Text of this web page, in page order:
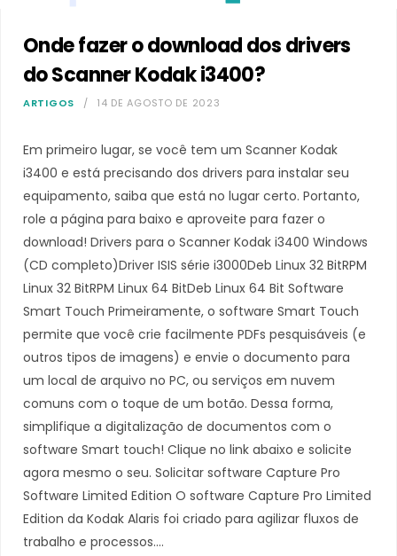
Onde fazer o download dos drivers
do Scanner Kodak i3400?
ARTIGOS 14 DE AGOSTO DE 2023
Em primeiro lugar, se você tem um Scanner Kodak
i3400 e está precisando dos drivers para instalar seu
equipamento, saiba que está no lugar certo. Portanto,
role a página para baixo e aproveite para fazer o
download! Drivers para o Scanner Kodak i3400 Windows
(CD completo)Driver ISIS série i3000Deb Linux 32 BitRPM
Linux 32 BitRPM Linux 64 BitDeb Linux 64 Bit Software
Smart Touch Primeiramente, o software Smart Touch
permite que você crie facilmente PDFs pesquisáveis (e
outros tipos de imagens) e envie o documento para
um local de arquivo no PC, ou serviços em nuvem
comuns com o toque de um botão. Dessa forma,
simplifique a digitalização de documentos com o
software Smart touch! Clique no link abaixo e solicite
agora mesmo o seu. Solicitar software Capture Pro
Software Limited Edition O software Capture Pro Limited
Edition da Kodak Alaris foi criado para agilizar fluxos de
trabalho e processos.…